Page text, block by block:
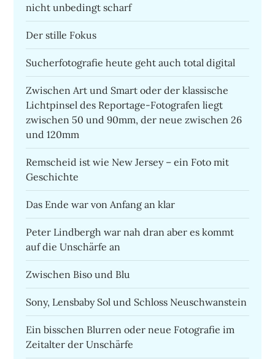
nicht unbedingt scharf
Der stille Fokus
Sucherfotografie heute geht auch total digital
Zwischen Art und Smart oder der klassische
Lichtpinsel des Reportage-Fotografen liegt
zwischen 50 und 90mm, der neue zwischen 26
und 120mm
Remscheid ist wie New Jersey – ein Foto mit
Geschichte
Das Ende war von Anfang an klar
Peter Lindbergh war nah dran aber es kommt
auf die Unschärfe an
Zwischen Biso und Blu
Sony, Lensbaby Sol und Schloss Neuschwanstein
Ein bisschen Blurren oder neue Fotografie im
Zeitalter der Unschärfe